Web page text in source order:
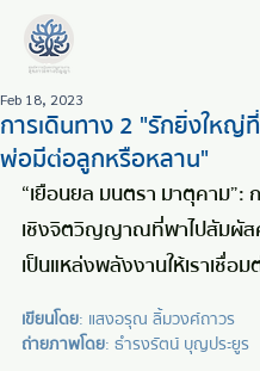
การเดินทาง 2 "รักยิ่งใหญ่
พ่อมีต่อลูกหรือหลาน"
Feb 18, 2023
“เยือนยล มนตรา มาตุคาม”:
เชิงจิตวิญญาณที่พาไปสัมผัส
เป็นแหล่งพลังงานให้เราเชื่อ
เขียนโดย: แสงอรุณ ลิ้มวงศ์ถาวร
ถ่ายภาพโดย: ธำรงรัตน์ บุญประยูร